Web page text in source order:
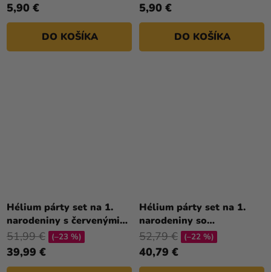
5,90 €
DO KOŠÍKA
5,90 €
DO KOŠÍKA
Hélium párty set na 1.
narodeniny s červenými
balónmi
39,99 €
51,99 € (–23 %)
Hélium párty set na 1.
narodeniny so
striebornými balónmi
40,79 €
52,79 € (–22 %)